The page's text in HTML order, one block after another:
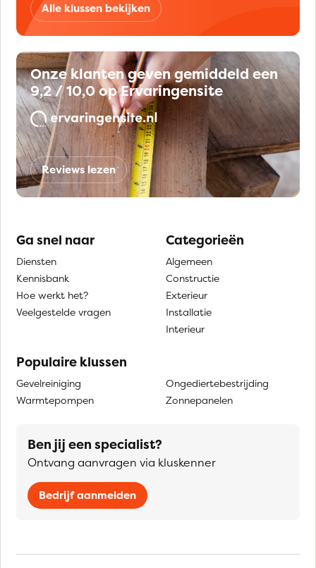
Alle klussen bekijken
Onze klanten geven gemiddeld een
9,2 / 10,0 op Ervaringensite
Reviews lezen
Ga snel naar
Diensten
Kennisbank
Hoe werkt het?
Veelgestelde vragen
Categorieën
Algemeen
Constructie
Exterieur
Installatie
Interieur
Populaire klussen
Gevelreiniging
Warmtepompen
Ongediertebestrijding
Zonnepanelen
Ben jij een specialist?
Ontvang aanvragen via kluskenner
Bedrijf aanmelden